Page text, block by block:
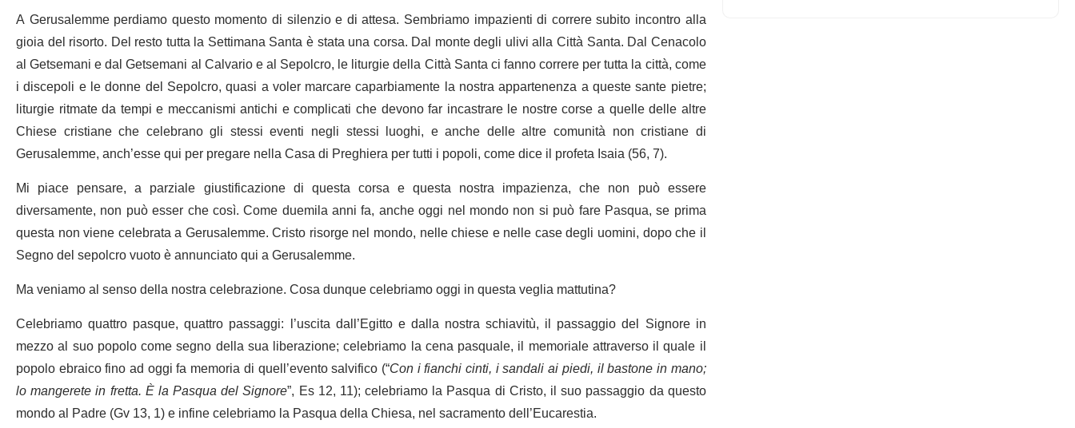
A Gerusalemme perdiamo questo momento di silenzio e di attesa. Sembriamo impazienti di correre subito incontro alla
gioia del risorto. Del resto tutta la Settimana Santa è stata una corsa. Dal monte degli ulivi alla Città Santa. Dal Cenacolo
al Getsemani e dal Getsemani al Calvario e al Sepolcro, le liturgie della Città Santa ci fanno correre per tutta la città, come
i discepoli e le donne del Sepolcro, quasi a voler marcare caparbiamente la nostra appartenenza a queste sante pietre;
liturgie ritmate da tempi e meccanismi antichi e complicati che devono far incastrare le nostre corse a quelle delle altre
Chiese cristiane che celebrano gli stessi eventi negli stessi luoghi, e anche delle altre comunità non cristiane di
Gerusalemme, anch’esse qui per pregare nella Casa di Preghiera per tutti i popoli, come dice il profeta Isaia (56, 7).
Mi piace pensare, a parziale giustificazione di questa corsa e questa nostra impazienza, che non può essere
diversamente, non può esser che così. Come duemila anni fa, anche oggi nel mondo non si può fare Pasqua, se prima
questa non viene celebrata a Gerusalemme. Cristo risorge nel mondo, nelle chiese e nelle case degli uomini, dopo che il
Segno del sepolcro vuoto è annunciato qui a Gerusalemme.
Ma veniamo al senso della nostra celebrazione. Cosa dunque celebriamo oggi in questa veglia mattutina?
Celebriamo quattro pasque, quattro passaggi: l’uscita dall’Egitto e dalla nostra schiavitù, il passaggio del Signore in
mezzo al suo popolo come segno della sua liberazione; celebriamo la cena pasquale, il memoriale attraverso il quale il
popolo ebraico fino ad oggi fa memoria di quell’evento salvifico (“Con i fianchi cinti, i sandali ai piedi, il bastone in mano;
lo mangerete in fretta.È la Pasqua del Signore”, Es 12, 11); celebriamo la Pasqua di Cristo, il suo passaggio da questo
mondo al Padre (Gv 13, 1) e infine celebriamo la Pasqua della Chiesa, nel sacramento dell’Eucarestia.